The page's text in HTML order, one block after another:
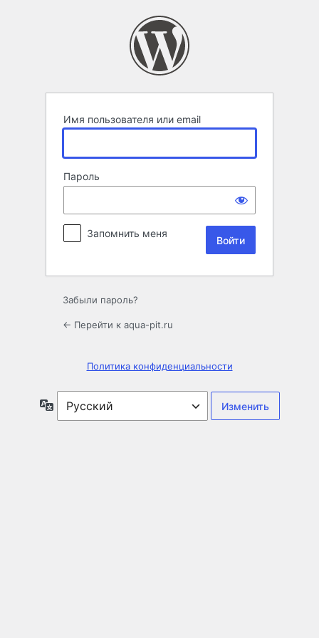
Имя пользователя или email
Пароль
Запомнить меня
Забыли пароль?
← Перейти к aqua-pit.ru
Политика конфиденциальности
Язык